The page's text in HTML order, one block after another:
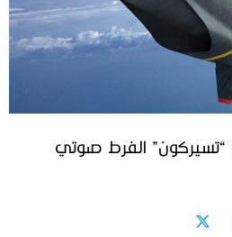
“تسيركون” الفرط صوتي